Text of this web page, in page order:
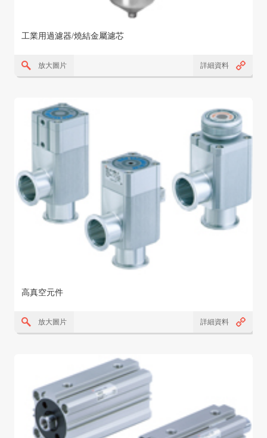
工業用過濾器/燒結金屬濾芯
放大圖片 詳細資料
高真空元件
放大圖片 詳細資料